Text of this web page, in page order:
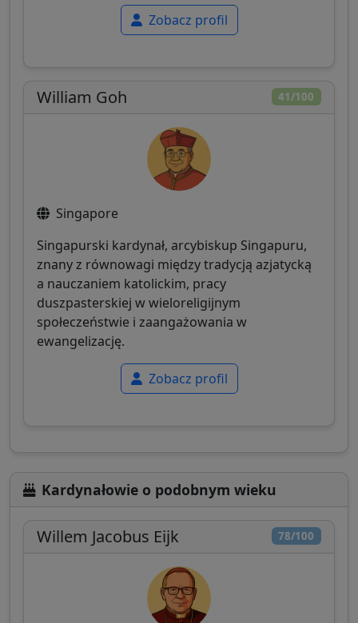
Zobacz profil
41/100
William Goh
Singapore
Singapurski kardynał, arcybiskup Singapuru,
znany z równowagi między tradycją azjatycką
a nauczaniem katolickim, pracy
duszpasterskiej w wieloreligijnym
społeczeństwie i zaangażowania w
ewangelizację.
Zobacz profil
Kardynałowie o podobnym wieku
78/100
Willem Jacobus Eijk